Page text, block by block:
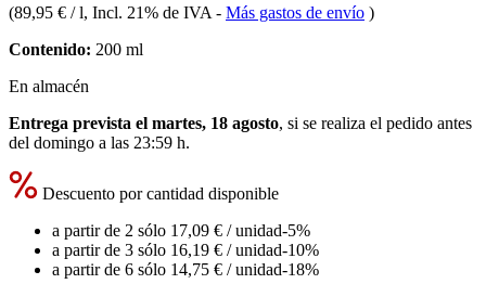
(89,95 € / l, Incl. 21% de IVA - Más gastos de envío )
Contenido: 200 ml
En almacén
Entrega prevista el martes, 18 agosto, si se realiza el pedido antes
del domingo a las 23:59 h.
Descuento por cantidad disponible
a partir de 2 sólo 17,09 € / unidad-5%
a partir de 3 sólo 16,19 € / unidad-10%
a partir de 6 sólo 14,75 € / unidad-18%